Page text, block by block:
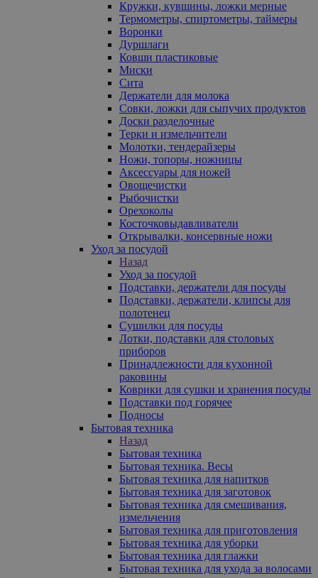
Кружки, кувшины, ложки мерные
Термометры, спиртометры, таймеры
Воронки
Дуршлаги
Ковши пластиковые
Миски
Сита
Держатели для молока
Совки, ложки для сыпучих продуктов
Доски разделочные
Терки и измельчители
Молотки, тендерайзеры
Ножи, топоры, ножницы
Аксессуары для ножей
Овощечистки
Рыбочистки
Орехоколы
Косточковыдавливатели
Открывалки, консервные ножи
Уход за посудой
Назад
Уход за посудой
Подставки, держатели для посуды
Подставки, держатели, клипсы для
полотенец
Сушилки для посуды
Лотки, подставки для столовых
приборов
Принадлежности для кухонной
раковины
Коврики для сушки и хранения посуды
Подставки под горячее
Подносы
Бытовая техника
Назад
Бытовая техника
Бытовая техника. Весы
Бытовая техника для напитков
Бытовая техника для заготовок
Бытовая техника для смешивания,
измельчения
Бытовая техника для приготовления
Бытовая техника для уборки
Бытовая техника для глажки
Бытовая техника для ухода за волосами